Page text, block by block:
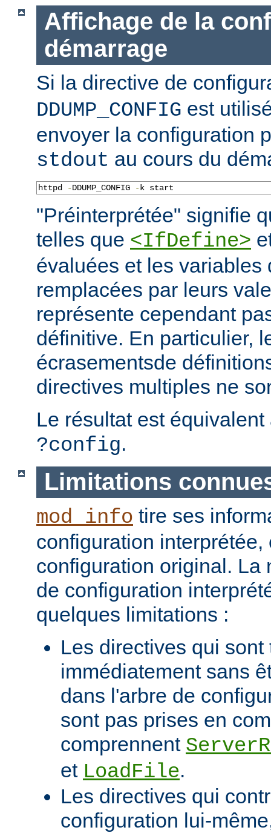
Affichage de la
démarrage
Si la directive de
DDUMP_CONFIG est
envoyer la configuration
stdout au cours du
httpd -DDUMP_CONFIG -k start
"Préinterprétée" signifie
telles que <IfDefine>
évaluées et les variables
remplacées par leurs
représente cependant
définitive. En particulier,
écrasementsde
directives multiples ne
Le résultat est
?config.
Limitations
mod_info tire ses
configuration
configuration original. La
de configuration
quelques limitations :
Les directives qui sont
immédiatement sans
dans l'arbre de
sont pas prises en
comprennent
et LoadFile.
Les directives qui
configuration lui-